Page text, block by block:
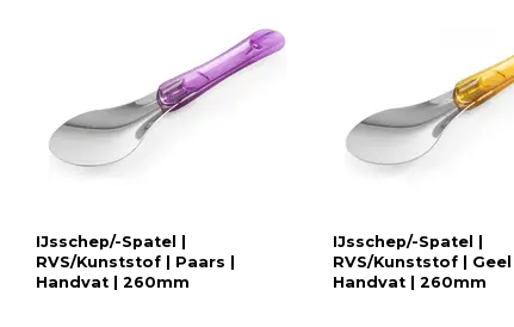
IJsschep/-Spatel |
RVS/Kunststof | Paars |
Handvat | 260mm
IJsschep/-Spatel |
RVS/Kunststof | Geel |
Handvat | 260mm